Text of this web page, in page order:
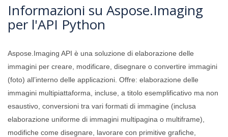
Informazioni su Aspose.Imaging
per l'API Python
Aspose.Imaging API è una soluzione di elaborazione delle
immagini per creare, modificare, disegnare o convertire immagini
(foto) all’interno delle applicazioni. Offre: elaborazione delle
immagini multipiattaforma, incluse, a titolo esemplificativo ma non
esaustivo, conversioni tra vari formati di immagine (inclusa
elaborazione uniforme di immagini multipagina o multiframe),
modifiche come disegnare, lavorare con primitive grafiche,